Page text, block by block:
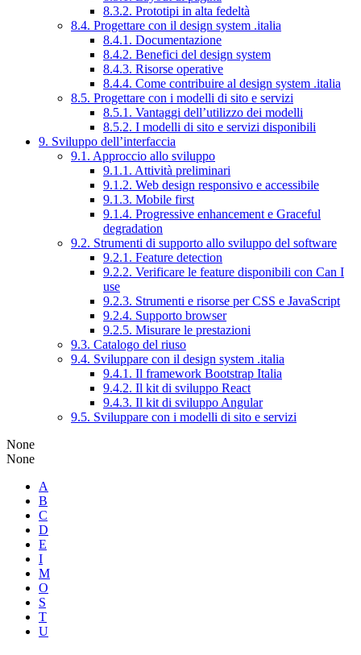
8.3.2. Prototipi in alta fedeltà
8.4. Progettare con il design system .italia
8.4.1. Documentazione
8.4.2. Benefici del design system
8.4.3. Risorse operative
8.4.4. Come contribuire al design system .italia
8.5. Progettare con i modelli di sito e servizi
8.5.1. Vantaggi dell’utilizzo dei modelli
8.5.2. I modelli di sito e servizi disponibili
9. Sviluppo dell’interfaccia
9.1. Approccio allo sviluppo
9.1.1. Attività preliminari
9.1.2. Web design responsivo e accessibile
9.1.3. Mobile first
9.1.4. Progressive enhancement e Graceful
degradation
9.2. Strumenti di supporto allo sviluppo del software
9.2.1. Feature detection
9.2.2. Verificare le feature disponibili con Can I
use
9.2.3. Strumenti e risorse per CSS e JavaScript
9.2.4. Supporto browser
9.2.5. Misurare le prestazioni
9.3. Catalogo del riuso
9.4. Sviluppare con il design system .italia
9.4.1. Il framework Bootstrap Italia
9.4.2. Il kit di sviluppo React
9.4.3. Il kit di sviluppo Angular
9.5. Sviluppare con i modelli di sito e servizi
None
None
A
B
C
D
E
I
M
O
S
T
U